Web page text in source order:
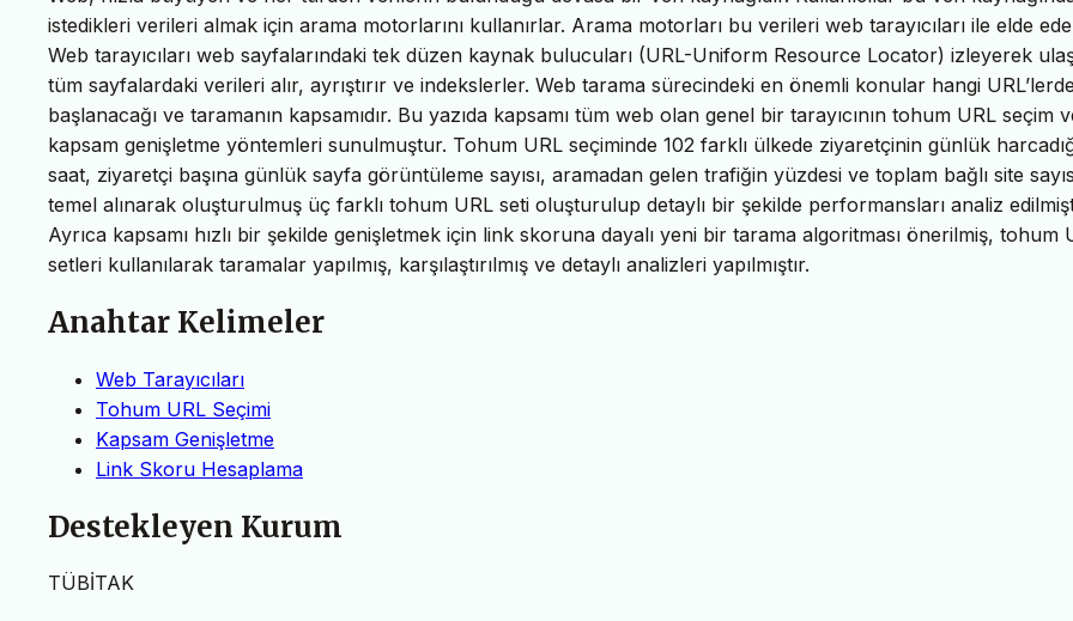
istedikleri verileri almak için arama motorlarını kullanırlar. Arama motorları bu verileri web tarayıcıları ile elde
Web tarayıcıları web sayfalarındaki tek düzen kaynak bulucuları (URL-Uniform Resource Locator) izleyerek
tüm sayfalardaki verileri alır, ayrıştırır ve indekslerler. Web tarama sürecindeki en önemli konular hangi
başlanacağı ve taramanın kapsamıdır. Bu yazıda kapsamı tüm web olan genel bir tarayıcının tohum URL seçim
kapsam genişletme yöntemleri sunulmuştur. Tohum URL seçiminde 102 farklı ülkede ziyaretçinin günlük
saat, ziyaretçi başına günlük sayfa görüntüleme sayısı, aramadan gelen trafiğin yüzdesi ve toplam bağlı site
temel alınarak oluşturulmuş üç farklı tohum URL seti oluşturulup detaylı bir şekilde performansları analiz
Ayrıca kapsamı hızlı bir şekilde genişletmek için link skoruna dayalı yeni bir tarama algoritması önerilmiş, tohum
setleri kullanılarak taramalar yapılmış, karşılaştırılmış ve detaylı analizleri yapılmıştır.
Anahtar Kelimeler
Web Tarayıcıları
Tohum URL Seçimi
Kapsam Genişletme
Link Skoru Hesaplama
Destekleyen Kurum
TÜBİTAK